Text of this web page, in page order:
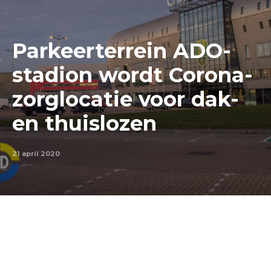
Parkeerterrein ADO-
stadion wordt Corona-
zorglocatie voor dak-
en thuislozen
21 april 2020